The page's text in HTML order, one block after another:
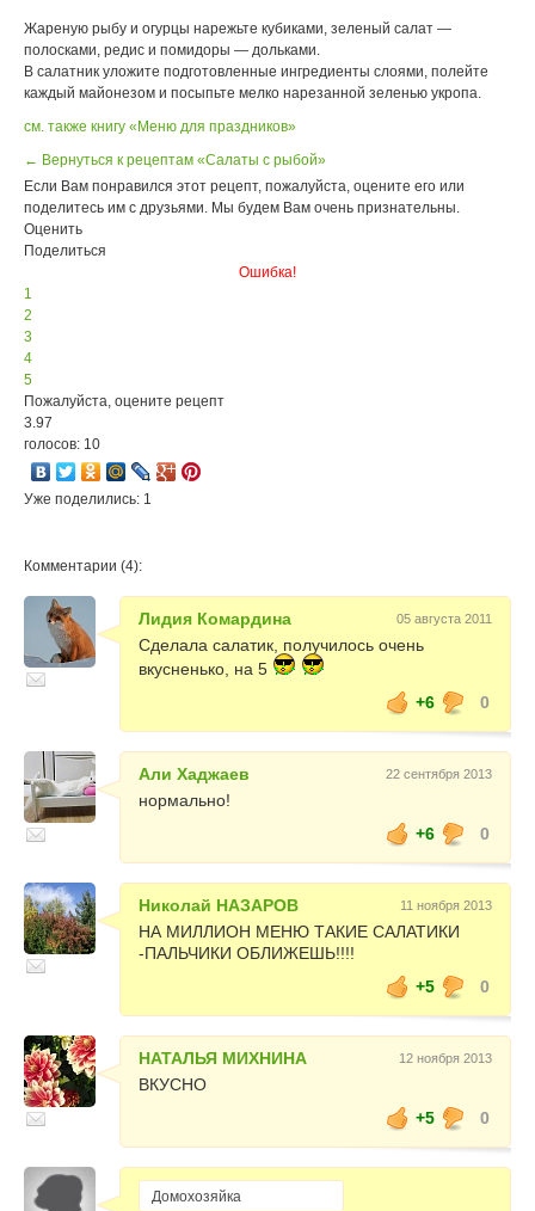
Жареную рыбу и огурцы нарежьте кубиками, зеленый салат —
полосками, редис и помидоры — дольками.
В салатник уложите подготовленные ингредиенты слоями, полейте
каждый майонезом и посыпьте мелко нарезанной зеленью укропа.
см. также книгу «Меню для праздников»
← Вернуться к рецептам «Салаты с рыбой»
Если Вам понравился этот рецепт, пожалуйста, оцените его или
поделитесь им с друзьями. Мы будем Вам очень признательны.
Оценить
Поделиться
Ошибка!
1
2
3
4
5
Пожалуйста, оцените рецепт
3.97
голосов: 10
Уже поделились: 1
Комментарии (4):
Лидия Комардина 05 августа 2011
Сделала салатик, получилось очень
вкусненько, на 5
+6
0
Али Хаджаев 22 сентября 2013
нормально!
+6
0
Николай НАЗАРОВ 11 ноября 2013
НА МИЛЛИОН МЕНЮ ТАКИЕ САЛАТИКИ
-ПАЛЬЧИКИ ОБЛИЖЕШЬ!!!!
+5
0
НАТАЛЬЯ МИХНИНА 12 ноября 2013
ВКУСНО
+5
0